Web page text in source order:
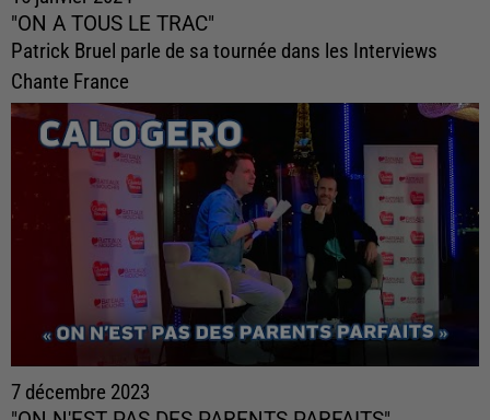
"ON A TOUS LE TRAC"
Patrick Bruel parle de sa tournée dans les Interviews
Chante France
7 décembre 2023